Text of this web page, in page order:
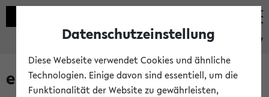
eKVV
eKVV News
Datenschutzeinstellung
Diese Webseite verwendet Cookies und ähnliche
Technologien. Einige davon sind essentiell, um die
Funktionalität der Website zu gewährleisten,